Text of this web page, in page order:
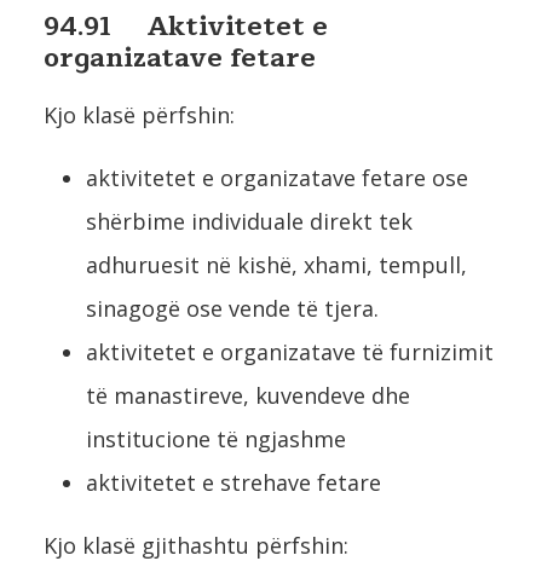
94.91 Aktivitetet e
organizatave fetare
Kjo klasë përfshin:
aktivitetet e organizatave fetare ose
shërbime individuale direkt tek
adhuruesit në kishë, xhami, tempull,
sinagogë ose vende të tjera.
aktivitetet e organizatave të furnizimit
të manastireve, kuvendeve dhe
institucione të ngjashme
aktivitetet e strehave fetare
Kjo klasë gjithashtu përfshin: